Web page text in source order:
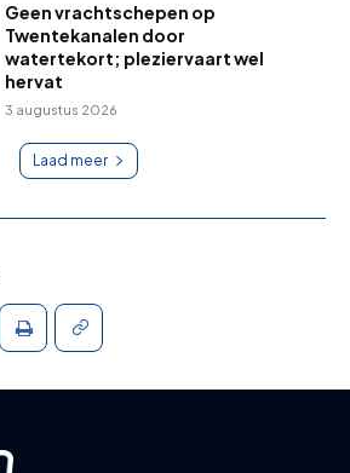
Geen vrachtschepen op
Twentekanalen door
watertekort; pleziervaart wel
hervat
3 augustus 2026
Laad meer